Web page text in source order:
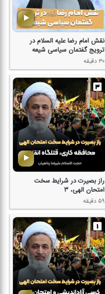
نقش امام رضا علیه السلام در
ترویج گفتمان سیاسی شیعه
۳۰ دقیقه
راز بصیرت در شرایط سخت
امتحان الهی، ۳
۵۹ دقیقه